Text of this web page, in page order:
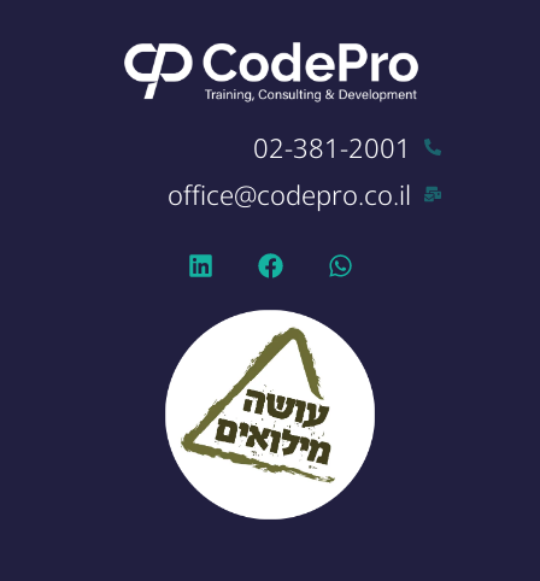
02-381-2001
office@codepro.co.il